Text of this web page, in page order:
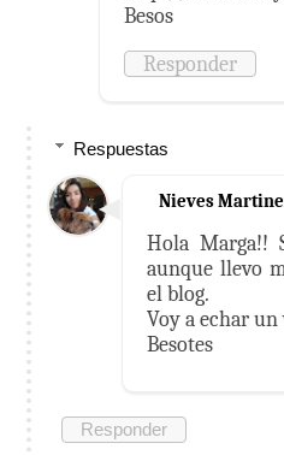
Besos
Responder
Respuestas
Nieves
Hola Marga!!
aunque llevo
el blog.
Voy a echar
Besotes
Responder